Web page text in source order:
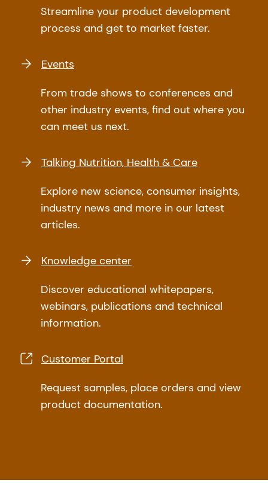
Streamline your product development
process and get to market faster.
Events
From trade shows to conferences and
other industry events, find out where you
can meet us next.
Talking Nutrition, Health & Care
Explore new science, consumer insights,
industry news and more in our latest
articles.
Knowledge center
Discover educational whitepapers,
webinars, publications and technical
information.
Customer Portal
Request samples, place orders and view
product documentation.